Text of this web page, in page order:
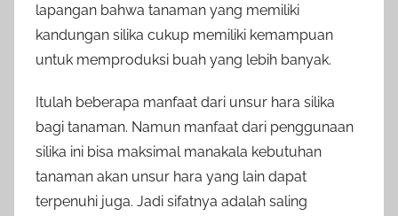
lapangan bahwa tanaman yang memiliki
kandungan silika cukup memiliki kemampuan
untuk memproduksi buah yang lebih banyak.
Itulah beberapa manfaat dari unsur hara silika
bagi tanaman. Namun manfaat dari penggunaan
silika ini bisa maksimal manakala kebutuhan
tanaman akan unsur hara yang lain dapat
terpenuhi juga. Jadi sifatnya adalah saling